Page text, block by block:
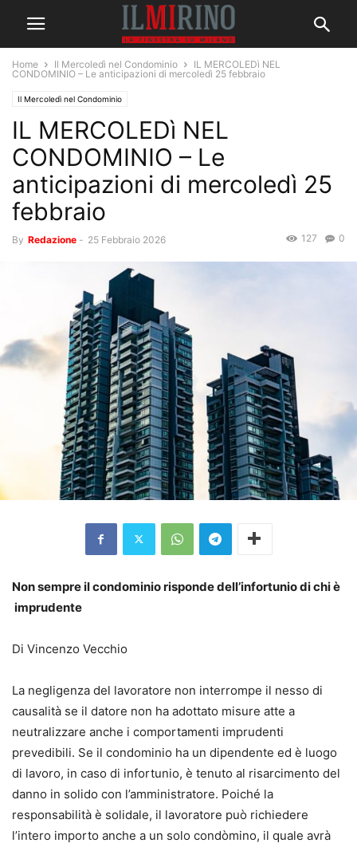
Home Il Mercoledì nel Condominio
IL MERCOLEDì NEL
CONDOMINIO – Le anticipazioni di mercoledì 25 febbraio
Il Mercoledì nel Condominio
IL MERCOLEDì NEL
CONDOMINIO – Le
anticipazioni di mercoledì 25
febbraio
By Redazione - 25 Febbraio 2026 0
127
Non sempre il condominio risponde dell’infortunio di chi è
imprudente
Di Vincenzo Vecchio
La negligenza del lavoratore non interrompe il nesso di
causalità se il datore non ha adottato misure atte a
neutralizzare anche i comportamenti imprudenti
prevedibili. Se il condominio ha un dipendente ed è luogo
di lavoro, in caso di infortunio, è tenuto al risarcimento del
danno in solido con l’amministratore. Poiché la
responsabilità è solidale, il lavoratore può richiedere
l’intero importo anche a un solo condòmino, il quale avrà